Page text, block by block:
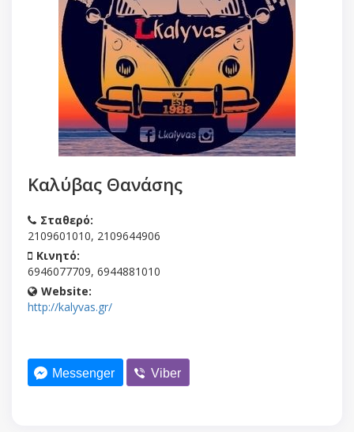
Καλύβας Θανάσης
Σταθερό:
2109601010, 2109644906
Κινητό:
6946077709, 6944881010
Website:
http://kalyvas.gr/
Messenger Viber